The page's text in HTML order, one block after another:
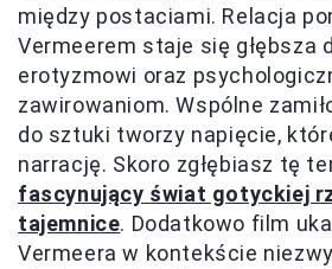
między postaciami. Relacja
Vermeerem staje się głębsza
erotyzmowi oraz
zawirowaniom. Wspólne
do sztuki tworzy napięcie,
narrację. Skoro zgłębiasz tę
fascynujący świat gotyckiej
tajemnice. Dodatkowo film
Vermeera w kontekście